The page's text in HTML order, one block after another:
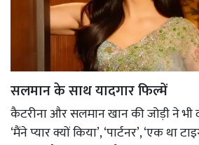
सलमान के साथ यादगार फिल्में
कैटरीना और सलमान खान की जोड़ी ने भी
‘मैंने प्यार क्यों किया’, ‘पार्टनर’, ‘एक था